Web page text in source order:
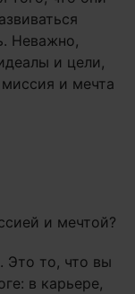
Неважно,
и цели,
и мечта
и мечтой?
Это то, что вы
в карьере,